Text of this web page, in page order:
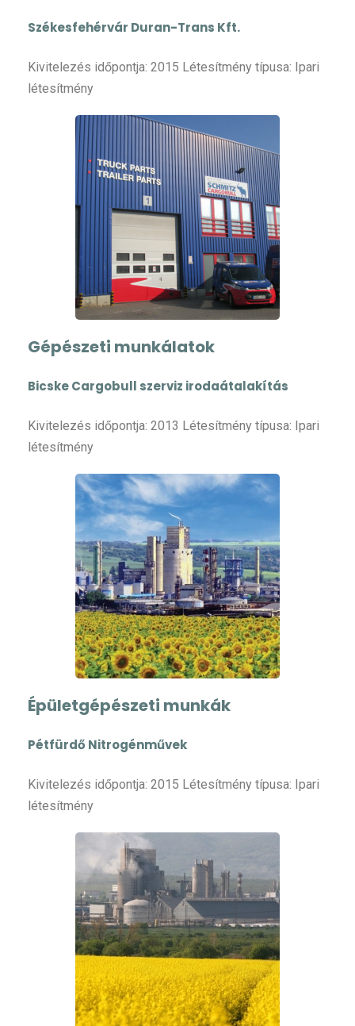
Székesfehérvár Duran-Trans Kft.
Kivitelezés időpontja: 2015 Létesítmény típusa: Ipari
létesítmény
Gépészeti munkálatok
Bicske Cargobull szerviz irodaátalakítás
Kivitelezés időpontja: 2013 Létesítmény típusa: Ipari
létesítmény
Épületgépészeti munkák
Pétfürdő Nitrogénművek
Kivitelezés időpontja: 2015 Létesítmény típusa: Ipari
létesítmény